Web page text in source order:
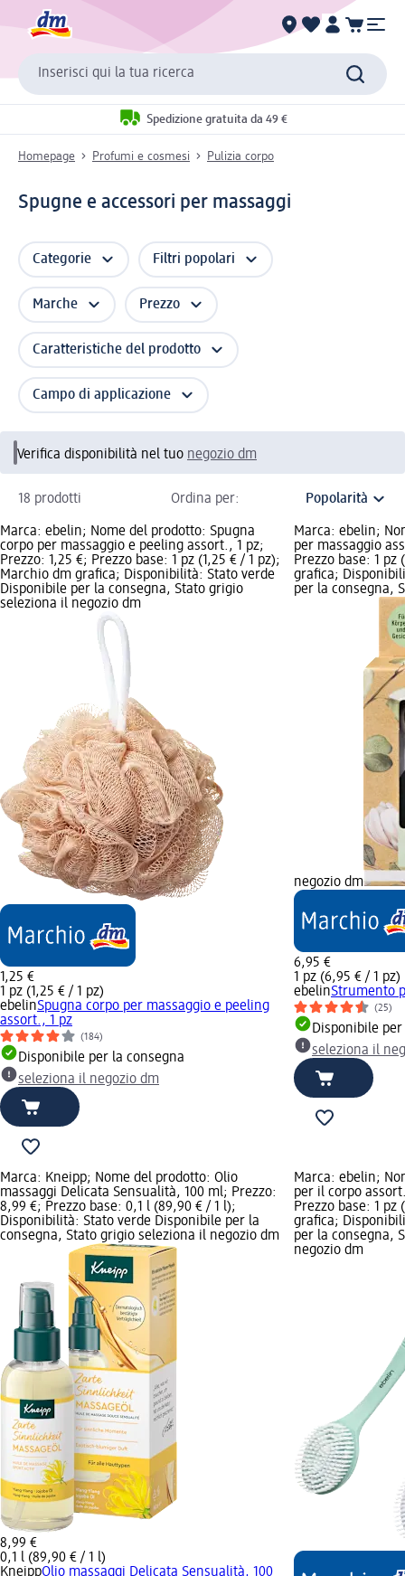
Inserisci qui la tua ricerca
Spedizione gratuita da 49 €
Homepage Profumi e cosmesi Pulizia corpo
Spugne e accessori per massaggi
Categorie Filtri popolari
Marche Prezzo
Caratteristiche del prodotto
Campo di applicazione
Verifica disponibilità nel tuo negozio dm
18 prodotti Ordina per:
Marca: ebelin; Nome del prodotto: Spugna
corpo per massaggio e peeling assort., 1 pz;
Prezzo: 1,25 €; Prezzo base: 1 pz (1,25 € / 1 pz);
Marchio dm grafica; Disponibilità: Stato verde
Disponibile per la consegna, Stato grigio
seleziona il negozio dm
1,25 €
1 pz (1,25 € / 1 pz)
ebelinSpugna corpo per massaggio e peeling
assort., 1 pz
(184)
Disponibile per la consegna
seleziona il negozio dm
Marca: ebelin;
per massaggio
Prezzo base: 1
grafica;
per la consegna,
negozio dm
6,95 €
1 pz (6,95 € / 1 pz)
ebelinStrumento
(25)
Disponibile
seleziona il
Marca: Kneipp; Nome del prodotto: Olio
massaggi Delicata Sensualità, 100 ml; Prezzo:
8,99 €; Prezzo base: 0,1 l (89,90 € / 1 l);
Disponibilità: Stato verde Disponibile per la
consegna, Stato grigio seleziona il negozio dm
8,99 €
0,1 l (89,90 € / 1 l)
KneippOlio massaggi Delicata Sensualità, 100
Marca: ebelin;
per il corpo
Prezzo base: 1 pz
grafica;
per la consegna,
negozio dm